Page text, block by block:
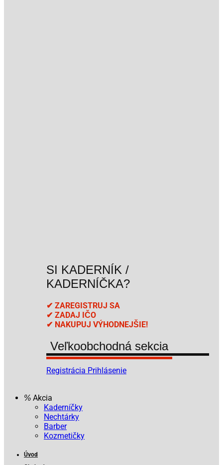
SI KADERNÍK /
KADERNÍČKA?
✔ ZAREGISTRUJ SA
✔ ZADAJ IČO
✔ NAKUPUJ VÝHODNEJŠIE!
Veľkoobchodná sekcia
Registrácia Prihlásenie
Akcia
Kaderníčky
Nechtárky
Barber
Kozmetičky
Úvod